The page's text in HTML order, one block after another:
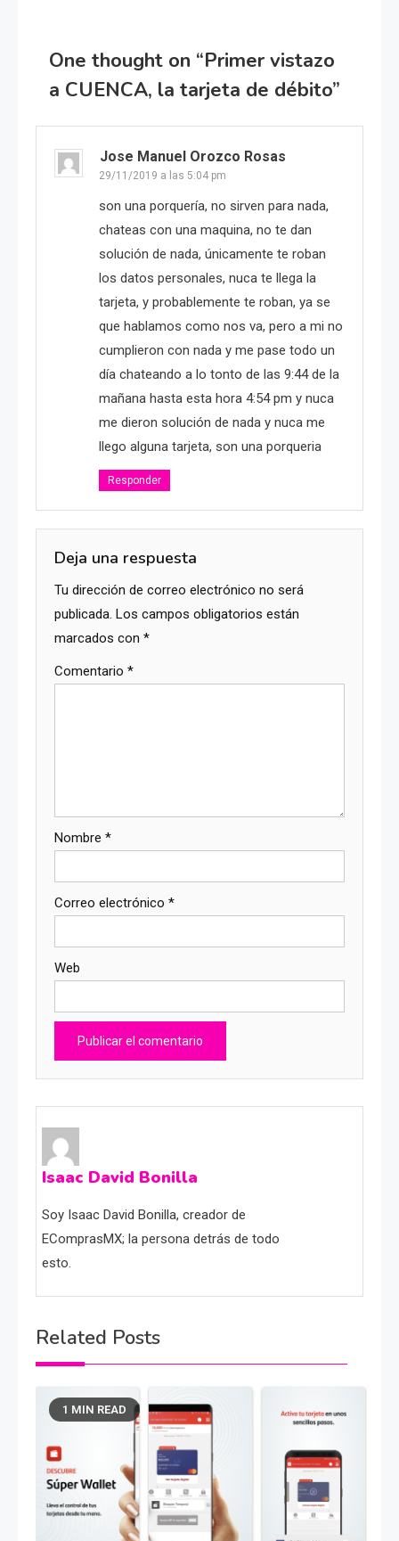
One thought on “Primer vistazo
a CUENCA, la tarjeta de débito”
Jose Manuel Orozco Rosas
29/11/2019 a las 5:04 pm
son una porquería, no sirven para nada,
chateas con una maquina, no te dan
solución de nada, únicamente te roban
los datos personales, nuca te llega la
tarjeta, y probablemente te roban, ya se
que hablamos como nos va, pero a mi no
cumplieron con nada y me pase todo un
día chateando a lo tonto de las 9:44 de la
mañana hasta esta hora 4:54 pm y nuca
me dieron solución de nada y nuca me
llego alguna tarjeta, son una porqueria
Responder
Deja una respuesta
Tu dirección de correo electrónico no será
publicada. Los campos obligatorios están
marcados con *
Comentario *
Nombre *
Correo electrónico *
Web
Isaac David Bonilla
Soy Isaac David Bonilla, creador de
EComprasMX; la persona detrás de todo
esto.
Related Posts
1 MIN READ